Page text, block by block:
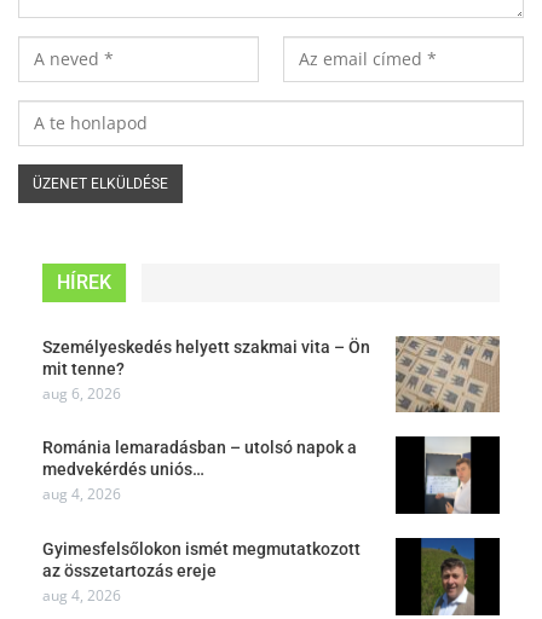
HÍREK
Személyeskedés helyett szakmai vita – Ön
mit tenne?
aug 6, 2026
Románia lemaradásban – utolsó napok a
medvekérdés uniós…
aug 4, 2026
Gyimesfelsőlokon ismét megmutatkozott
az összetartozás ereje
aug 4, 2026